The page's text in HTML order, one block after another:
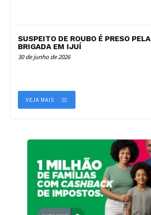
SUSPEITO DE ROUBO É PRESO PELA
BRIGADA EM IJUÍ
30 de junho de 2026
VEJA MAIS